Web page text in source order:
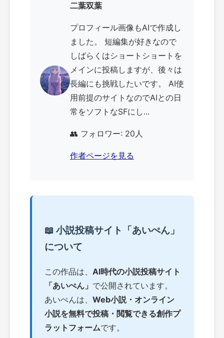
二葉双葉
プロフィール画像もAIで作成し
ました。 短編集が好きなので
しばらくはショートショートを
メインに投稿しますが、後々は
長編にも挑戦したいです。 AI使
用前提のサイトなのでAIとの日
常をソフトなSFにし...
👥 フォロワー: 20人
作者ページを見る
📖 小説投稿サイト「あいぺん」
について
この作品は、 AI時代の小説投稿サイト
「あいぺん」 で公開されています。
あいぺんは、 Web小説・オンライン
小説を無料で投稿・閲覧できる創作プ
ラットフォームです。